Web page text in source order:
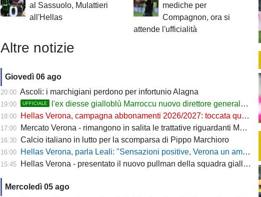
al Sassuolo, Mulattieri
all'Hellas
mediche per
Compagnon, ora si
attende l'ufficialità
Altre notizie
Giovedì 06 ago
20:00 Ascoli: i marchigiani perdono per infortunio Alagna
19:00 UFFICIALE l'ex diesse gialloblù Marroccu nuovo direttore generale della Reggina
18:00 Hellas Verona, campagna abbonamenti 2026/2027: toccata quota 11mila
17:00 Mercato Verona - rimangono in salita le trattative riguardanti Montipò e Segre
16:30 Calcio italiano in lutto per la scomparsa di Pippo Marchioro
16:00 Hellas Verona, parla Leali: "Sensazioni positive, Verona un ambiente dove si può lavorare bene"
15:45 Hellas Verona - presentato il nuovo pullman della squadra gialloblù
Mercoledì 05 ago